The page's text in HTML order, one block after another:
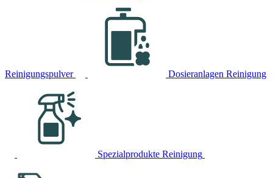
Reinigungspulver Dosieranlagen Reinigung
Spezialprodukte Reinigung